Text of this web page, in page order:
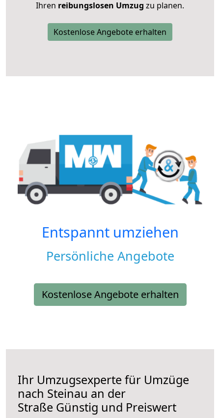
Ihren reibungslosen Umzug zu planen.
Kostenlose Angebote erhalten
Entspannt umziehen
Persönliche Angebote
Kostenlose Angebote erhalten
Ihr Umzugsexperte für Umzüge
nach Steinau an der
Straße Günstig und Preiswert